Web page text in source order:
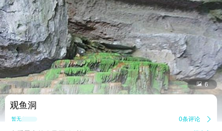
 6
观鱼洞
暂无点评 0条评论 
